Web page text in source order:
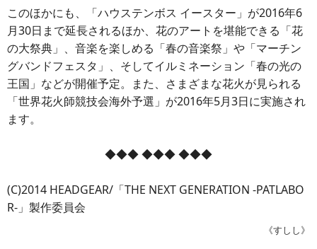
このほかにも、「ハウステンボス イースター」が2016年6
月30日まで延長されるほか、花のアートを堪能できる「花
の大祭典」、音楽を楽しめる「春の音楽祭」や「マーチン
グバンドフェスタ」、そしてイルミネーション「春の光の
王国」などが開催予定。また、さまざまな花火が見られる
「世界花火師競技会海外予選」が2016年5月3日に実施され
ます。
◆◆◆ ◆◆◆ ◆◆◆
(C)2014 HEADGEAR/「THE NEXT GENERATION -PATLABO
R-」製作委員会
《すしし》